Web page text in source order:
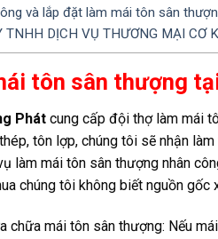
và lắp đặt làm mái tôn sân
TNHH DỊCH VỤ THƯƠNG MẠI CƠ
tôn sân thượng
Phát cung cấp đội thợ làm mái
tôn lợp, chúng tôi sẽ nhận
làm mái tôn sân thượng nhân
chúng tôi không biết nguồn
chữa mái tôn sân thượng: Nếu